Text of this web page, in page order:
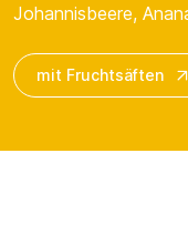
Johannisbeere,
mit Fruchtsäften